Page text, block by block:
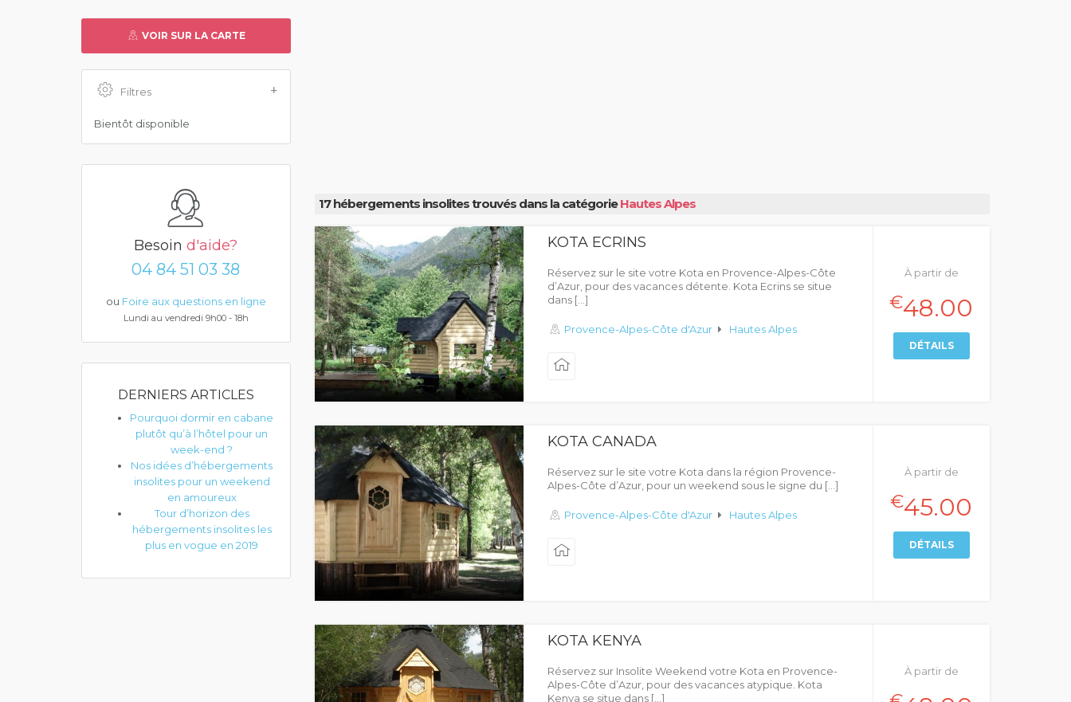
VOIR SUR LA CARTE
Filtres
Bientôt disponible
Besoind'aide?
04 84 51 03 38
ou Foire aux questions en ligne
Lundi au vendredi 9h00 - 18h
DERNIERS ARTICLES
Pourquoi dormir en cabane
plutôt qu’à l’hôtel pour un
week-end ?
Nos idées d’hébergements
insolites pour un weekend
en amoureux
Tour d’horizon des
hébergements insolites les
plus en vogue en 2019
17 hébergements insolites trouvés dans la catégorieHautes Alpes
KOTA ECRINS
Réservez sur le site votre Kota en Provence-Alpes-Côte
d’Azur, pour des vacances détente. Kota Ecrins se situe
dans […]
Provence-Alpes-Côte d'Azur Hautes Alpes
À partir de
€48.00
DÉTAILS
KOTA CANADA
Réservez sur le site votre Kota dans la région Provence-
Alpes-Côte d’Azur, pour un weekend sous le signe du […]
Provence-Alpes-Côte d'Azur Hautes Alpes
À partir de
€45.00
DÉTAILS
KOTA KENYA
Réservez sur Insolite Weekend votre Kota en Provence-
Alpes-Côte d’Azur, pour des vacances atypique. Kota
Kenya se situe dans […]
À partir de